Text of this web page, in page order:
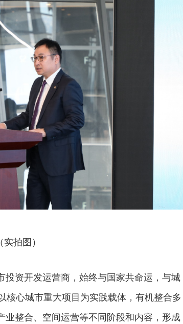
（实拍图）
投资开发运营商，始终与国家共命运，与城
核心城市重大项目为实践载体，有机整合多
业整合、空间运营等不同阶段和内容，形成